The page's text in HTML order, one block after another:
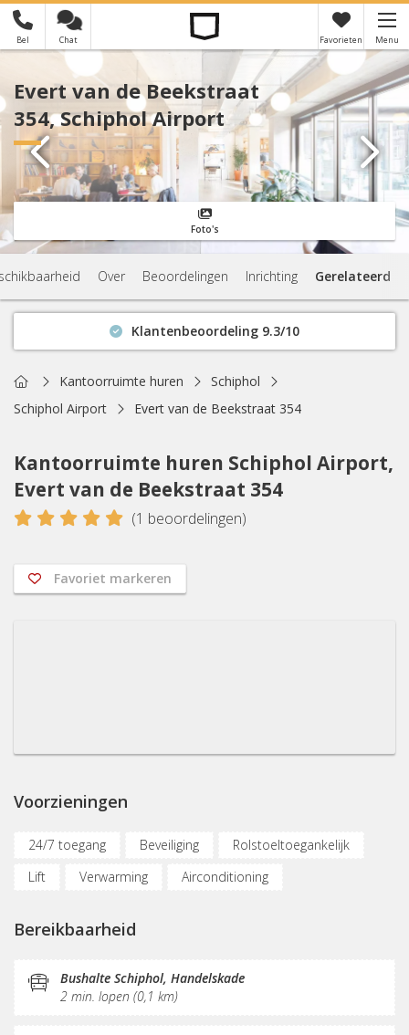
Bel Chat Favorieten Menu
Je hebt nog geen favorieten ×
Evert van de Beekstraat
354, Schiphol Airport
Foto's
Over Beoordelingen Inrichting Gerelateerd
Klantenbeoordeling 9.3/10
Actuele beschikbaarheid
HomeKantoorruimte huren
Schiphol
Schiphol Airport
Evert van de Beekstraat 354
Kantoorruimte huren Schiphol Airport,
Evert van de Beekstraat 354
5 (1 beoordelingen)
Favoriet markeren
Voorzieningen
24/7 toegang Beveiliging
Rolstoeltoegankelijk
Lift
Verwarming
Airconditioning
Vergaderplekken
Printservice
KVK-inschrijving
Koffie/thee
Pantry
Bereikbaarheid
Bushalte Schiphol, Handelskade
2 min. lopen (0,1 km)